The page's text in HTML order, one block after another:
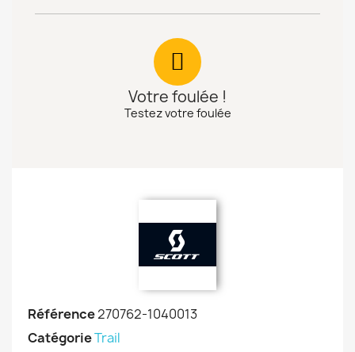
Votre foulée !
Testez votre foulée
Référence270762-1040013
CatégorieTrail